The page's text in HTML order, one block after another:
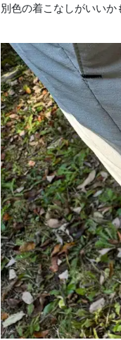
別色の着こなしがいいか